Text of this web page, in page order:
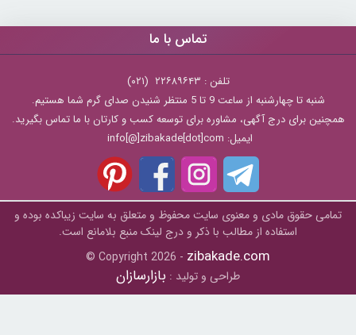
تماس با ما
تلفن : ۲۲۶۸۹۶۴۳ (۰۲۱)
شنبه تا چهارشنبه از ساعت 9 تا 5 منتظر شنیدن صدای گرم شما هستیم.
همچنین برای درج آگهی، مشاوره برای توسعه کسب و کارتان با ما تماس بگیرید.
ایمیل: info[@]zibakade[dot]com
تمامی حقوق مادی و معنوی سایت محفوظ و متعلق به سايت زیباکده بوده و
استفاده از مطالب با ذکر و درج لینک منبع بلامانع است.
© Copyright 2026 - zibakade.com
طراحی و تولید : بازارسازان